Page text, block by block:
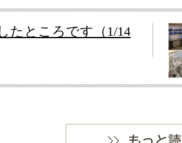
たところです（1/14